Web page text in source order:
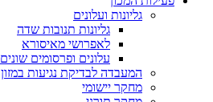
גליונות ועלונים
גליונות תנובות שדה
לאפרושי מאיסורא
עלונים ופרסומים שונים
המעבדה לבדיקת נגיעות במזון
מחקר יישומי